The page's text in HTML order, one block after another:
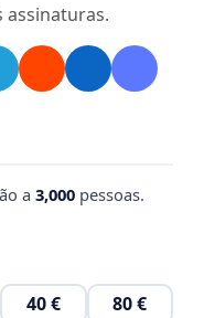
para
termos da
e o
assinaturas.
a 3,000 pessoas.
40 € 80 €